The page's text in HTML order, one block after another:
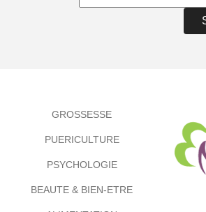
GROSSESSE
PUERICULTURE
PSYCHOLOGIE
BEAUTE & BIEN-ETRE